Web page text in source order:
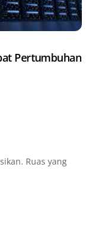
Pertumbuhan
Ruas yang